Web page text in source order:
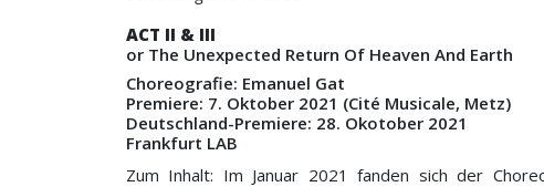
ACT II & III
or The Unexpected Return Of Heaven And Earth
Choreografie: Emanuel Gat
Premiere: 7. Oktober 2021 (Cité Musicale, Metz)
Deutschland-Premiere: 28. Okotober 2021
Frankfurt LAB
Zum Inhalt: Im Januar 2021 fanden sich der